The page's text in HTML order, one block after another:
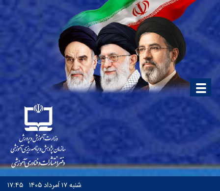
شنبه۱۷ اَمرداد ۱۴۰۵ ۱۷:۴۵